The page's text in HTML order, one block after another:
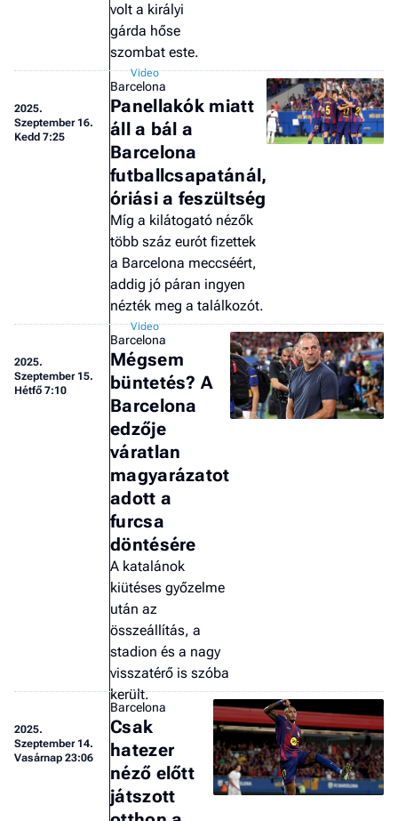
volt a királyi
gárda hőse
szombat este.
2025.
Szeptember 16.
Kedd 7:25
Barcelona
Panellakók miatt
áll a bál a
Barcelona
futballcsapatánál,
óriási a feszültség
Míg a kilátogató nézők
több száz eurót fizettek
a Barcelona meccséért,
addig jó páran ingyen
nézték meg a találkozót.
2025.
Szeptember 15.
Hétfő 7:10
Barcelona
Mégsem
büntetés? A
Barcelona
edzője
váratlan
magyarázatot
adott a
furcsa
döntésére
A katalánok
kiütéses győzelme
után az
összeállítás, a
stadion és a nagy
visszatérő is szóba
került.
2025.
Szeptember 14.
Vasárnap 23:06
Barcelona
Csak
hatezer
néző előtt
játszott